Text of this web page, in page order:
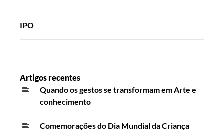
IPO
Artigos recentes
Quando os gestos se transformam em Arte e
conhecimento
Comemorações do Dia Mundial da Criança